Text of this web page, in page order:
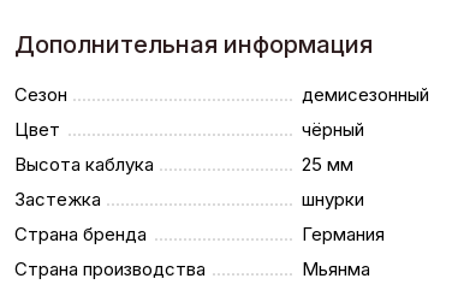
Дополнительная информация
Сезон
демисезонный
Цвет
чёрный
Высота каблука
25 мм
Застежка
шнурки
Страна бренда
Германия
Страна производства
Мьянма